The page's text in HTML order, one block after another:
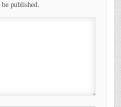
published.